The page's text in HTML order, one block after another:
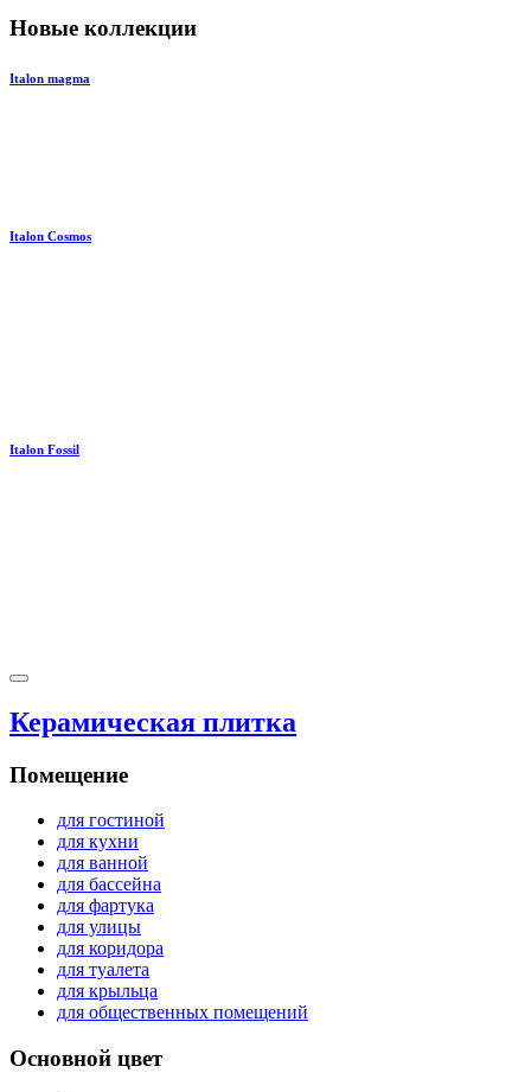
Новые коллекции
Italon magma
Italon Cosmos
Italon Fossil
Керамическая плитка
Помещение
для гостиной
для кухни
для ванной
для бассейна
для фартука
для улицы
для коридора
для туалета
для крыльца
для общественных помещений
Основной цвет